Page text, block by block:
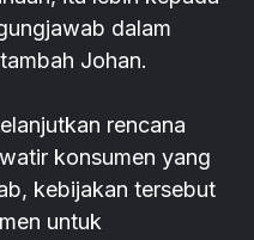
dalam
Johan.
rencana
konsumen yang
kebijakan tersebut
untuk